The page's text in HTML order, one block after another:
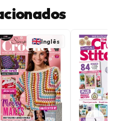
Inglês